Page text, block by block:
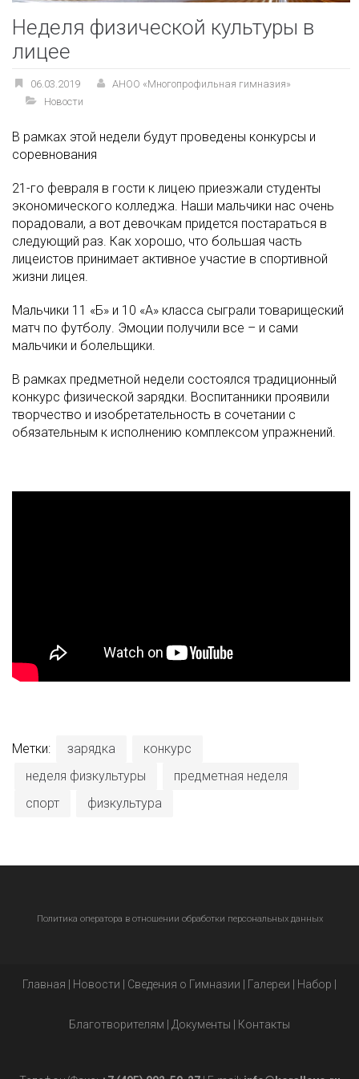
Неделя физической культуры в
лицее
06.03.2019
АНОО «Многопрофильная гимназия»
Новости
В рамках этой недели будут проведены конкурсы и
соревнования
21-го февраля в гости к лицею приезжали студенты
экономического колледжа. Наши мальчики нас очень
порадовали, а вот девочкам придется постараться в
следующий раз. Как хорошо, что большая часть
лицеистов принимает активное участие в спортивной
жизни лицея.
Мальчики 11 «Б» и 10 «А» класса сыграли товарищеский
матч по футболу. Эмоции получили все – и сами
мальчики и болельщики.
В рамках предметной недели состоялся традиционный
конкурс физической зарядки. Воспитанники проявили
творчество и изобретательность в сочетании с
обязательным к исполнению комплексом упражнений.
Метки: зарядка
конкурс
неделя физкультуры
предметная неделя
спорт
физкультура
Политика оператора в отношении обработки персональных данных
Главная Новости Сведения о Гимназии Галереи Набор
Благотворителям Документы Контакты